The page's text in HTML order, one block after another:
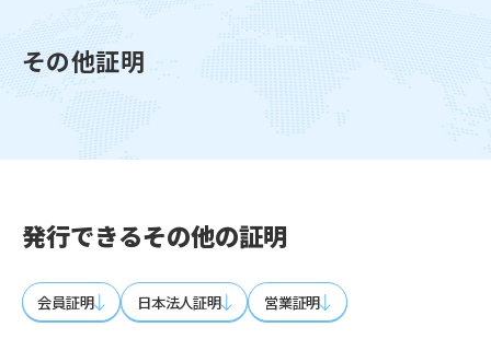
その他証明
発行できるその他の証明
会員証明 日本法人証明 営業証明